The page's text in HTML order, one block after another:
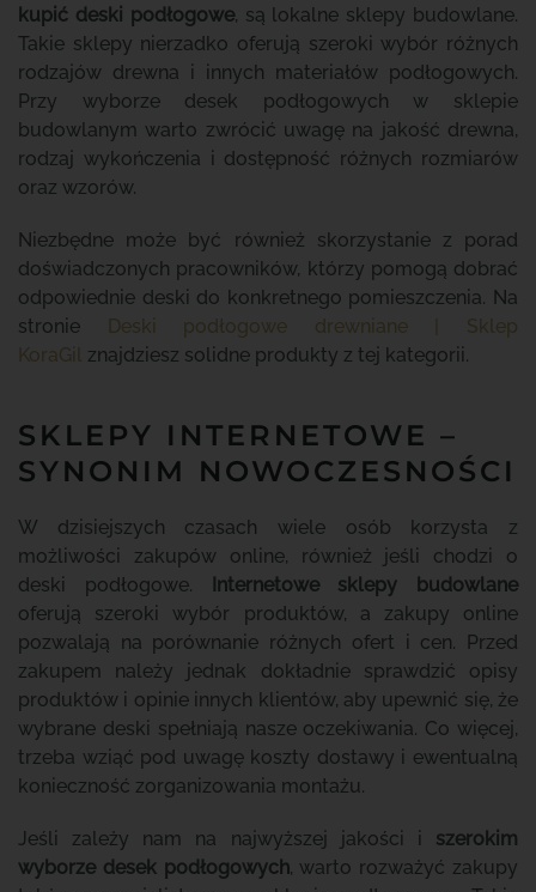
kupić deski podłogowe, są lokalne sklepy budowlane.
Takie sklepy nierzadko oferują szeroki wybór różnych
rodzajów drewna i innych materiałów podłogowych.
Przy wyborze desek podłogowych w sklepie
budowlanym warto zwrócić uwagę na jakość drewna,
rodzaj wykończenia i dostępność różnych rozmiarów
oraz wzorów.
Niezbędne może być również skorzystanie z porad
doświadczonych pracowników, którzy pomogą dobrać
odpowiednie deski do konkretnego pomieszczenia. Na
stronie
Deski podłogowe drewniane | Sklep
KoraGil znajdziesz solidne produkty z tej kategorii.
SKLEPY INTERNETOWE –
SYNONIM NOWOCZESNOŚCI
W dzisiejszych czasach wiele osób korzysta z
możliwości zakupów online, również jeśli chodzi o
deski podłogowe.
Internetowe sklepy budowlane
oferują szeroki wybór produktów, a zakupy online
pozwalają na porównanie różnych ofert i cen. Przed
zakupem należy jednak dokładnie sprawdzić opisy
produktów i opinie innych klientów, aby upewnić się, że
wybrane deski spełniają nasze oczekiwania. Co więcej,
trzeba wziąć pod uwagę koszty dostawy i ewentualną
konieczność zorganizowania montażu.
Jeśli zależy nam na najwyższej jakości i szerokim
wyborze desek podłogowych, warto rozważyć zakupy